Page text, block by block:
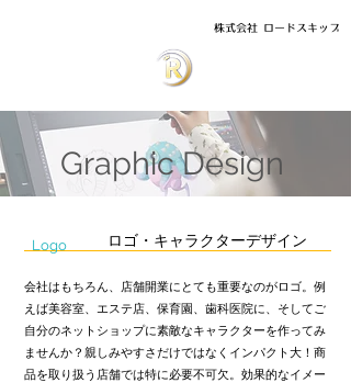
株式会社 ロードスキップ
Graphic Design
Logo ロゴ・キャラクターデザイン
会社はもちろん、店舗開業にとても重要なのがロゴ。例
えば美容室、エステ店、保育園、歯科医院に、そしてご
自分のネットショップに素敵なキャラクターを作ってみ
ませんか？親しみやすさだけではなくインパクト大！商
品を取り扱う店舗では特に必要不可欠。効果的なイメー